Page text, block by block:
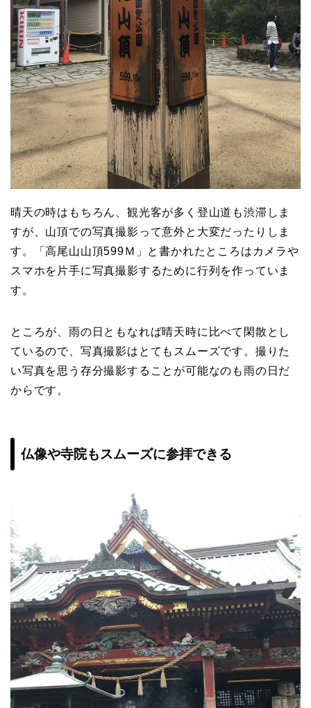
晴天の時はもちろん、観光客が多く登山道も渋滞しま
すが、山頂での写真撮影って意外と大変だったりしま
す。「高尾山山頂599Ｍ」と書かれたところはカメラや
スマホを片手に写真撮影するために行列を作っていま
す。
ところが、雨の日ともなれば晴天時に比べて閑散とし
ているので、写真撮影はとてもスムーズです。撮りた
い写真を思う存分撮影することが可能なのも雨の日だ
からです。
仏像や寺院もスムーズに参拝できる